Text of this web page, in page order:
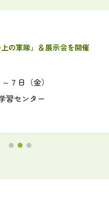
の軍隊」＆展示会を開催
７日（金）
習センター